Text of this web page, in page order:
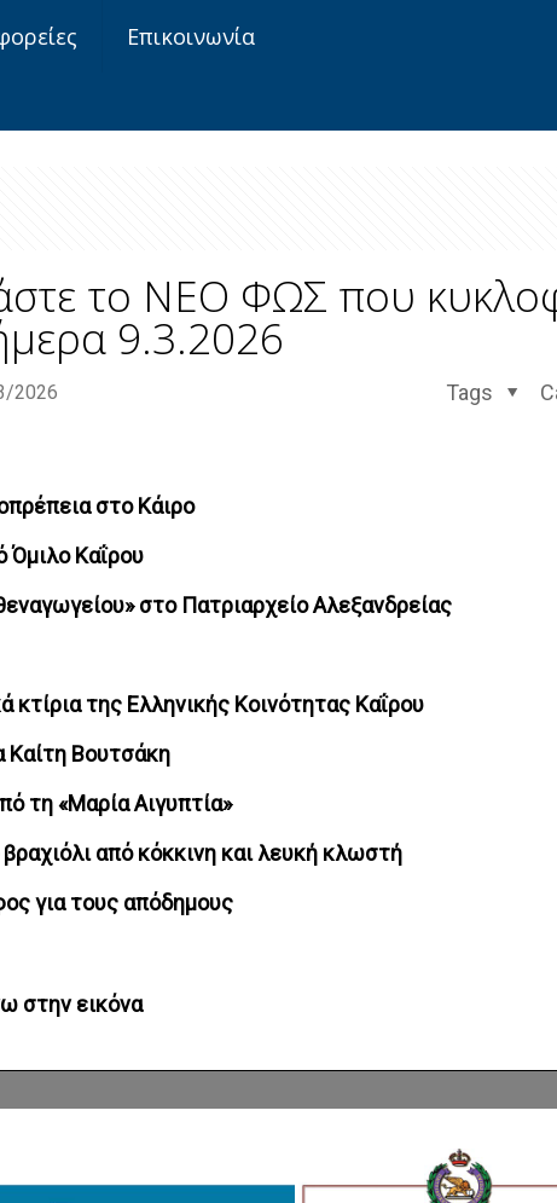
Επικοινωνία
το ΝΕΟ ΦΩΣ που
9.3.2026
2026 Tags
πρέπειαστοΚάιρο
Όμιλο Καΐρου
στο Πατριαρχείο Αλεξανδρείας
κτίρια της Ελληνικής Κοινότητας Καΐρου
Καίτη Βουτσάκη
τη «Μαρία Αιγυπτία»
από κόκκινη και λευκή κλωστή
για τους απόδημους
στην εικόνα